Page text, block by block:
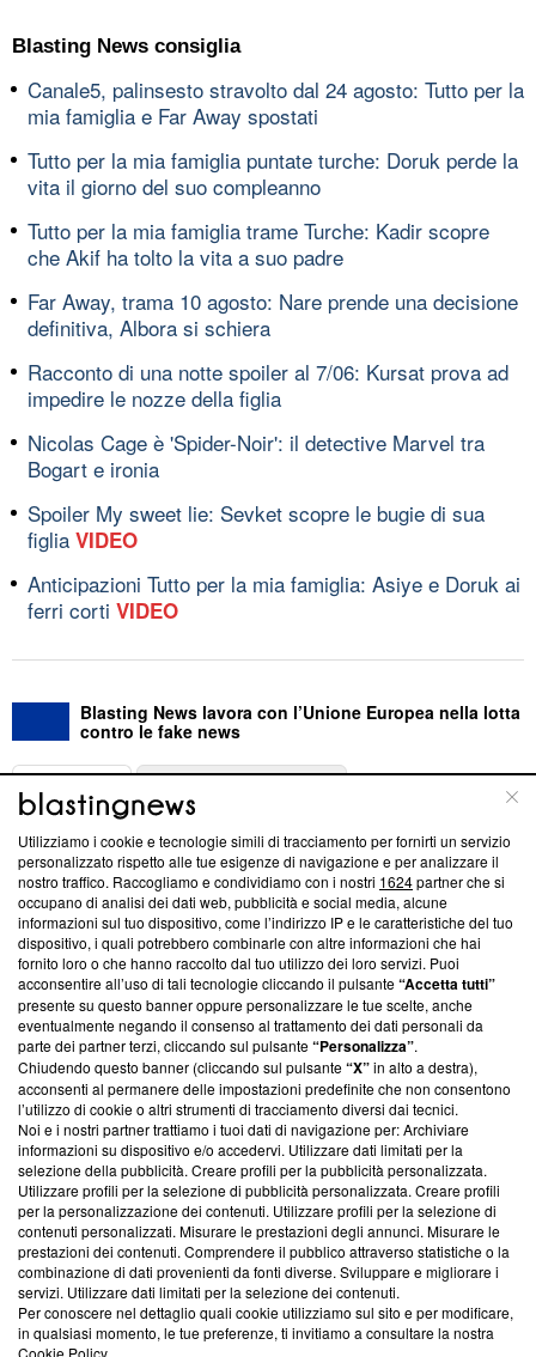
Blasting News consiglia
Canale5, palinsesto stravolto dal 24 agosto: Tutto per la
mia famiglia e Far Away spostati
Tutto per la mia famiglia puntate turche: Doruk perde la
vita il giorno del suo compleanno
Tutto per la mia famiglia trame Turche: Kadir scopre
che Akif ha tolto la vita a suo padre
Far Away, trama 10 agosto: Nare prende una decisione
definitiva, Albora si schiera
Racconto di una notte spoiler al 7/06: Kursat prova ad
impedire le nozze della figlia
Nicolas Cage è 'Spider-Noir': il detective Marvel tra
Bogart e ironia
Spoiler My sweet lie: Sevket scopre le bugie di sua
figlia VIDEO
Anticipazioni Tutto per la mia famiglia: Asiye e Doruk ai
ferri corti VIDEO
Blasting News lavora con l’Unione Europea nella lotta
contro le fake news
ABOUT
Questa sezione offre informazioni trasparenti su Blasting
News, sui nostri processi editoriali e su come ci impegniamo a
creare news di qualità. Inoltre, afferma la nostra aderenza a
‘Trust Project - News with Integrity’Blasting News non è
ancora membro del programma, ma ha richiesto di farne
parte; Trust Project non ha ancora effettuato una verifica di
conformità agli standard.
Su di noi
Team editoriale
Corporate
Redazione
Informativa Privacy
Cookie Policy
Blasting SA, IDI CHE-247.845.224, Via Carlo Frasca, 3 - 6900
Lugano (Svizzera) Tel:+39 0690258937
Utilizziamo i cookie e tecnologie simili di tracciamento per fornirti un servizio
personalizzato rispetto alle tue esigenze di navigazione e per analizzare il
nostro traffico. Raccogliamo e condividiamo con i nostri 1624partner che si
occupano di analisi dei dati web, pubblicità e social media, alcune
informazioni sul tuo dispositivo, come l’indirizzo IP e le caratteristiche del tuo
dispositivo, i quali potrebbero combinarle con altre informazioni che hai
fornito loro o che hanno raccolto dal tuo utilizzo dei loro servizi. Puoi
acconsentire all’uso di tali tecnologie cliccando il pulsante“Accetta tutti”
presente su questo banner oppure personalizzare le tue scelte, anche
eventualmente negando il consenso al trattamento dei dati personali da
parte dei partner terzi, cliccando sul pulsante“Personalizza”.
Chiudendo questo banner (cliccando sul pulsante“X”in alto a destra),
acconsenti al permanere delle impostazioni predefinite che non consentono
l’utilizzo di cookie o altri strumenti di tracciamento diversi dai tecnici.
Noi e i nostri partner trattiamo i tuoi dati di navigazione per: Archiviare
informazioni su dispositivo e/o accedervi. Utilizzare dati limitati per la
selezione della pubblicità. Creare profili per la pubblicità personalizzata.
Utilizzare profili per la selezione di pubblicità personalizzata. Creare profili
per la personalizzazione dei contenuti. Utilizzare profili per la selezione di
contenuti personalizzati. Misurare le prestazioni degli annunci. Misurare le
prestazioni dei contenuti. Comprendere il pubblico attraverso statistiche o la
combinazione di dati provenienti da fonti diverse. Sviluppare e migliorare i
servizi. Utilizzare dati limitati per la selezione dei contenuti.
Per conoscere nel dettaglio quali cookie utilizziamo sul sito e per modificare,
in qualsiasi momento, le tue preferenze, ti invitiamo a consultare la nostra
Cookie Policy.